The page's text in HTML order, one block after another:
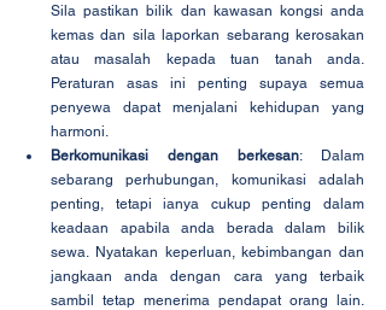
Sila pastikan bilik dan kawasan kongsi anda
kemas dan sila laporkan sebarang kerosakan
atau masalah kepada tuan tanah anda.
Peraturan asas ini penting supaya semua
penyewa dapat menjalani kehidupan yang
harmoni.
Berkomunikasi dengan berkesan: Dalam
sebarang perhubungan, komunikasi adalah
penting, tetapi ianya cukup penting dalam
keadaan apabila anda berada dalam bilik
sewa. Nyatakan keperluan, kebimbangan dan
jangkaan anda dengan cara yang terbaik
sambil tetap menerima pendapat orang lain.